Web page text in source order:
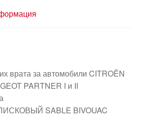
врата за автомобили CITROËN
PARTNER I и II
SABLE BIVOUAC